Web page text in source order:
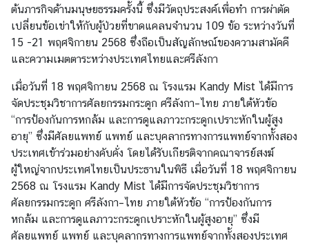
ต้นภารกิจด้านมนุษยธรรมครั้งนี้ ซึ่งมีวัตถุประสงค์เพื่อทำ การผ่าตัด
เปลี่ยนข้อเข่าให้กับผู้ป่วยที่ขาดแคลนจำนวน 109 ข้อ ระหว่างวันที่
15 -21 พฤศจิกายน 2568 ซึ่งถือเป็นสัญลักษณ์ของความสามัคคี
และความเมตตาระหว่างประเทศไทยและศรีลังกา
เมื่อวันที่ 18 พฤศจิกายน 2568 ณ โรงแรม Kandy Mist ได้มีการ
จัดประชุมวิชาการศัลยกรรมกระดูก ศรีลังกา–ไทย ภายใต้หัวข้อ
“การป้องกันการหกล้ม และการดูแลภาวะกระดูกเปราะหักในผู้สูง
อายุ” ซึ่งมีศัลยแพทย์ แพทย์ และบุคลากรทางการแพทย์จากทั้งสอง
ประเทศเข้าร่วมอย่างคับคั่ง โดยได้รับเกียรติจากคณาจารย์สงฆ์
ผู้ใหญ่จากประเทศไทยเป็นประธานในพิธี เมื่อวันที่ 18 พฤศจิกายน
2568 ณ โรงแรม Kandy Mist ได้มีการจัดประชุมวิชาการ
ศัลยกรรมกระดูก ศรีลังกา–ไทย ภายใต้หัวข้อ “การป้องกันการ
หกล้ม และการดูแลภาวะกระดูกเปราะหักในผู้สูงอายุ” ซึ่งมี
ศัลยแพทย์ แพทย์ และบุคลากรทางการแพทย์จากทั้งสองประเทศ